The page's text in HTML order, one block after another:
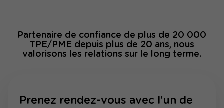
Partenaire de confiance de plus de 20 000
TPE/PME depuis plus de 20 ans, nous
valorisons les relations sur le long terme.
Prenez rendez-vous avec l'un de